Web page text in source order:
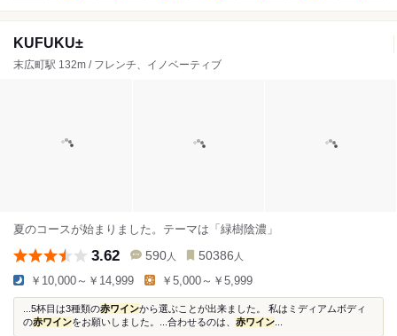
KUFUKU±
末広町駅 132m / フレンチ、イノベーティブ
夏のコースが始まりました。テーマは「緑樹陰濃」
3.62 590 人 50386 人
￥10,000～￥14,999 ￥5,000～￥5,999
...5杯目は3種類の赤ワインから選ぶことが出来ました。 私はミディアムボディ
の赤ワインをお願いしました。...合わせるのは、 赤ワイン